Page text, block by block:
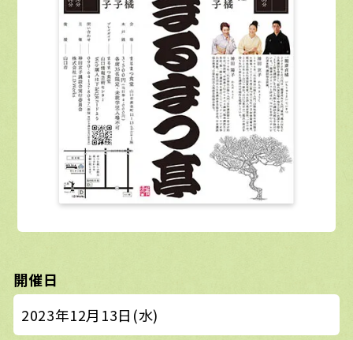
開催日
2023年12月13日(水)